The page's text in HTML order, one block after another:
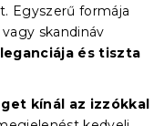
Egyszerű formája
skandináv
és tiszta
kínál az izzókkal